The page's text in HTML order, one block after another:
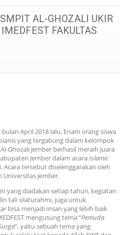
AL-GHOZALI UKIR
FAKULTAS
April 2018 lalu, Enam orang siswa
yang tergabung dalam kelompok
Ghozali Jember berhasil meraih Juara
Jember dalam acaraIslamic
Acara tersebut diselenggarakan oleh
Universitas Jember.
yang diadakan setiap tahun, kegiatan
tali silaturahmi, juga untuk
bisa menjadi insan yang lebih baik
mengusung tema “Pemuda
”, yaitu sebuah tema yang